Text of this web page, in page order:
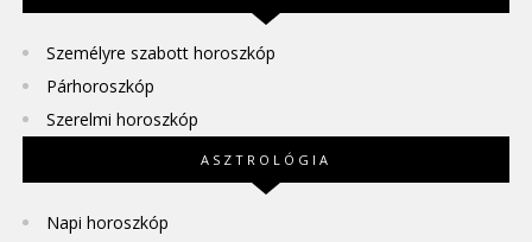
Személyre szabott horoszkóp
Párhoroszkóp
Szerelmi horoszkóp
ASZTROLÓGIA
Napi horoszkóp